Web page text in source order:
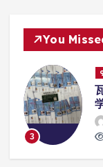
You
3